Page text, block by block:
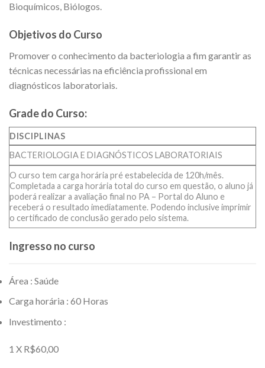
Bioquímicos, Biólogos.
Objetivos do Curso
Promover o conhecimento da bacteriologia a fim garantir as
técnicas necessárias na eficiência profissional em
diagnósticos laboratoriais.
Grade do Curso:
DISCIPLINAS
BACTERIOLOGIA E DIAGNÓSTICOS LABORATORIAIS
O curso tem carga horária pré estabelecida de 120h/mês.
Completada a carga horária total do curso em questão, o aluno já
poderá realizar a avaliação final no PA – Portal do Aluno e
receberá o resultado imediatamente. Podendo inclusive imprimir
o certificado de conclusão gerado pelo sistema.
Ingresso no curso
Área : Saúde
Carga horária : 60 Horas
Investimento :
1 X R$60,00